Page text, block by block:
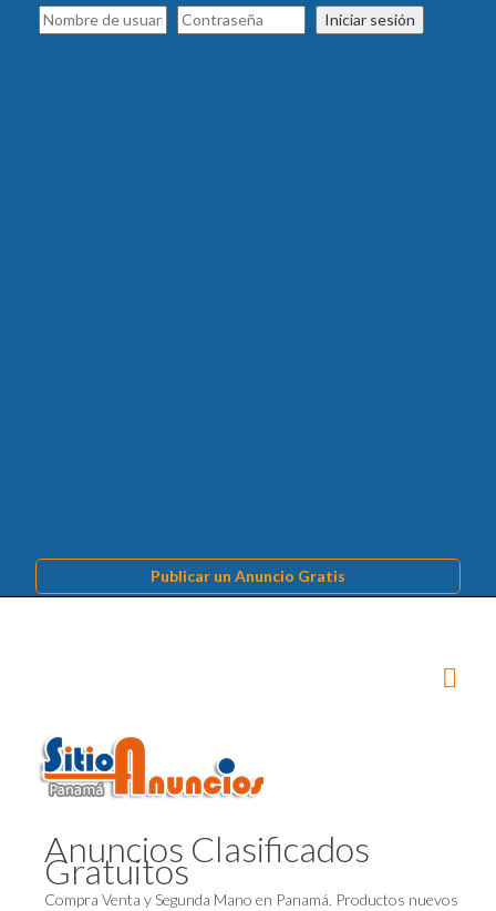
Iniciar sesión
Publicar un Anuncio Gratis
Anuncios Clasificados
Gratuitos
Compra Venta y Segunda Mano en Panamá. Productos nuevos